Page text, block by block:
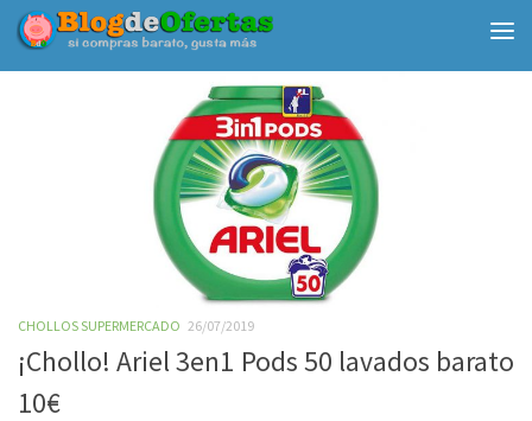
Debajo del contenido
CHOLLOS SUPERMERCADO 26/07/2019
¡Chollo! Ariel 3en1 Pods 50 lavados barato
10€